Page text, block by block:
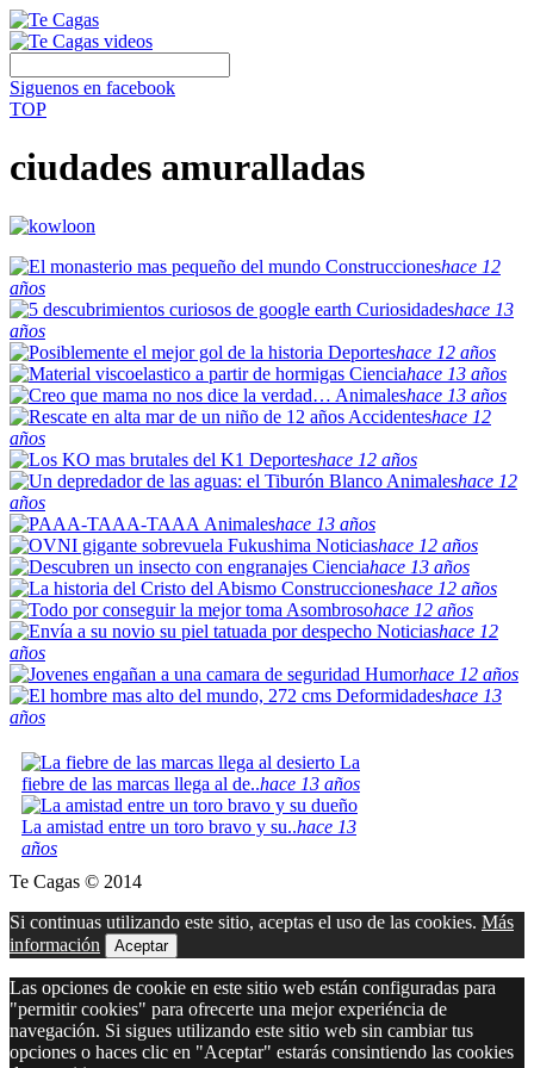
Siguenos en facebook
TOP
ciudades amuralladas
Construccioneshace 12
años
Curiosidadeshace 13
años
Deporteshace 12 años
Cienciahace 13 años
Animaleshace 13 años
Accidenteshace 12
años
Deporteshace 12 años
Animaleshace 12
años
Animaleshace 13 años
Noticiashace 12 años
Cienciahace 13 años
Construccioneshace 12 años
Asombrosohace 12 años
Noticiashace 12
años
Humorhace 12 años
Deformidadeshace 13
años
La
fiebre de las marcas llega al de..hace 13 años
La amistad entre un toro bravo y su..hace 13
años
Te Cagas © 2014
Si continuas utilizando este sitio, aceptas el uso de las cookies. Más
información
Aceptar
Las opciones de cookie en este sitio web están configuradas para
"permitir cookies" para ofrecerte una mejor experiéncia de
navegación. Si sigues utilizando este sitio web sin cambiar tus
opciones o haces clic en "Aceptar" estarás consintiendo las cookies